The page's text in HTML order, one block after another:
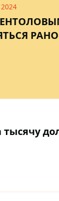
РАНО
тысячу